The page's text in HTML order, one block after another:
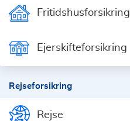
Fritidshusforsikring
Ejerskifteforsikring
Rejseforsikring
Rejse